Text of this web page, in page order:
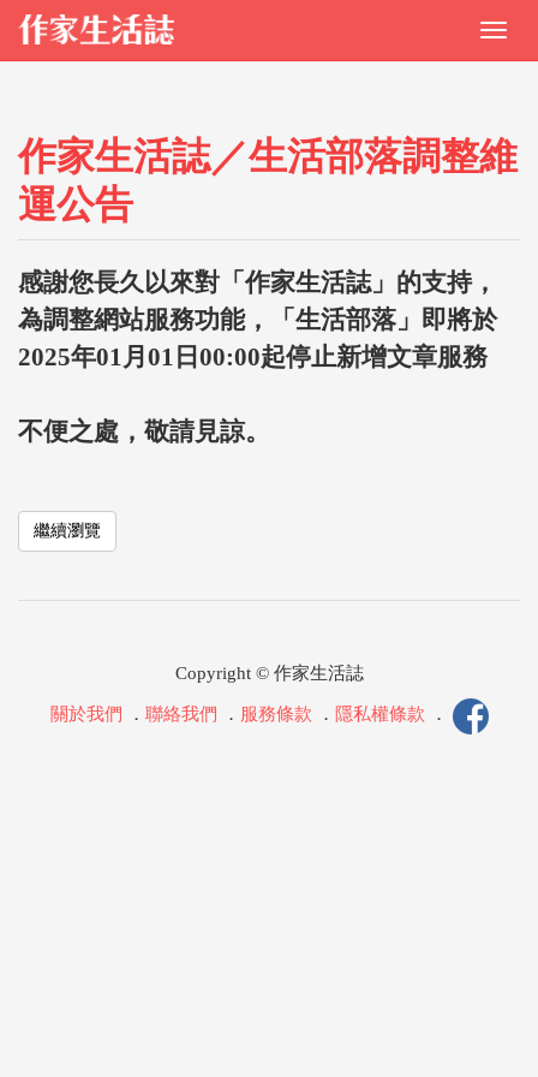
作家生活誌／生活部落調整維
運公告
感謝您長久以來對「作家生活誌」的支持，
為調整網站服務功能，「生活部落」即將於
2025年01月01日00:00起停止新增文章服務
不便之處，敬請見諒。
繼續瀏覽
Copyright © 作家生活誌
關於我們 ． 聯絡我們 ． 服務條款 ． 隱私權條款 ．